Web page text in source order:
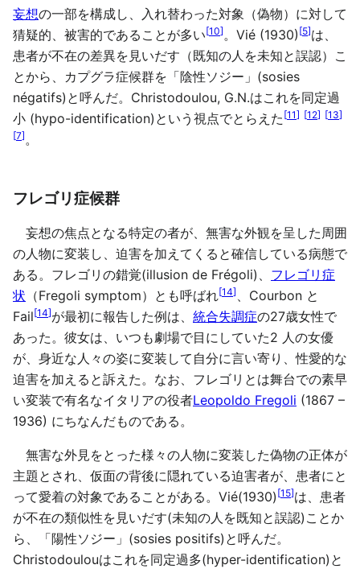
妄想の一部を構成し、入れ替わった対象（偽物）に対して
猜疑的、被害的であることが多い[10]。Vié (1930) [5]は、
患者が不在の差異を見いだす（既知の人を未知と誤認）こ
とから、カプグラ症候群を「陰性ソジー」(sosies
négatifs)と呼んだ。Christodoulou, G.N.はこれを同定過
小 (hypo-identification)という視点でとらえた [11] [12] [13]
[7]。
フレゴリ症候群
妄想の焦点となる特定の者が、無害な外観を呈した周囲
の人物に変装し、迫害を加えてくると確信している病態で
ある。フレゴリの錯覚(illusion de Frégoli)、 フレゴリ症
状 （Fregoli symptom）とも呼ばれ[14] 、Courbon と
Fail[14]が最初に報告した例は、 統合失調症の27歳女性で
あった。彼女は、いつも劇場で目にしていた2 人の女優
が、身近な人々の姿に変装して自分に言い寄り、性愛的な
迫害を加えると訴えた。なお、フレゴリとは舞台での素早
い変装で有名なイタリアの役者Leopoldo Fregoli (1867 –
1936) にちなんだものである。
無害な外見をとった様々の人物に変装した偽物の正体が
主題とされ、仮面の背後に隠れている迫害者が、患者にと
って愛着の対象であることがある。Vié(1930) [15]は、患者
が不在の類似性を見いだす(未知の人を既知と誤認)ことか
ら、「陽性ソジー」(sosies positifs)と呼んだ。
Christodoulouはこれを同定過多(hyper-identification)と